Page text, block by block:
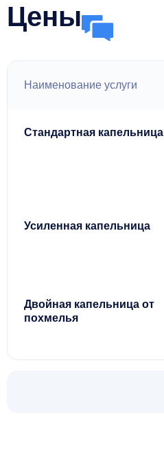
Цены
Наименование услуги
Стандартная капельница
Усиленная капельница
Двойная капельница от
похмелья